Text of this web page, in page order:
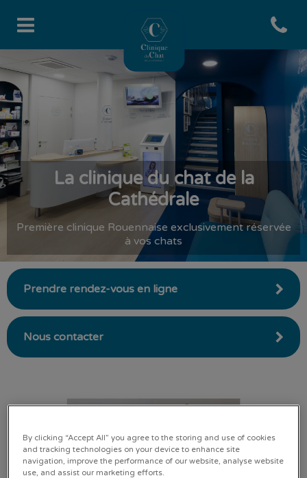
Page d'accueil de Clinique du
Open
La clinique du chat de la
Cathédrale
Première clinique Rouennaise exclusivement réservée
à vos chats
Prendre rendez-vous en ligne
Nous contacter
By clicking “Accept All” you agree to the storing and use of cookies
and tracking technologies on your device to enhance site
navigation, improve the performance of our website, analyse website
use, and assist our marketing efforts.